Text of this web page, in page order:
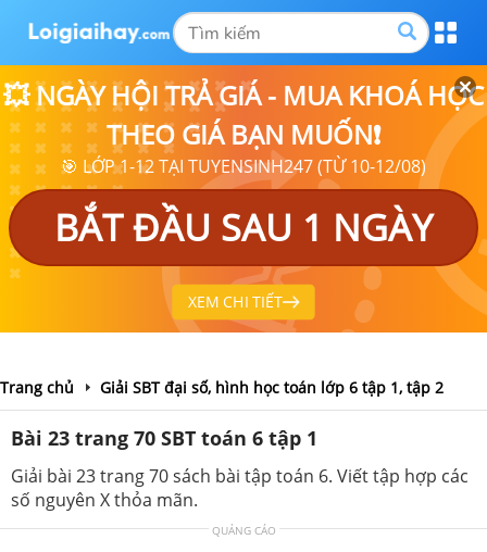
💥 NGÀY HỘI TRẢ GIÁ - MUA KHOÁ HỌC
THEO GIÁ BẠN MUỐN❗
🎯 LỚP 1-12 TẠI TUYENSINH247 (TỪ 10-12/08)
BẮT ĐẦU SAU 1 NGÀY
XEM CHI TIẾT
Trang chủ Giải SBT đại số, hình học toán lớp 6 tập 1, tập 2
Bài 23 trang 70 SBT toán 6 tập 1
Giải bài 23 trang 70 sách bài tập toán 6. Viết tập hợp các
số nguyên X thỏa mãn.
QUẢNG CÁO